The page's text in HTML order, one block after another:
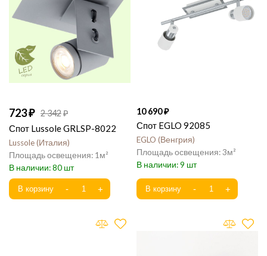
723 2 342
Спот Lussole GRLSP-8022
Lussole Италия
1
80
10 690
Спот EGLO 92085
EGLO Венгрия
3
9